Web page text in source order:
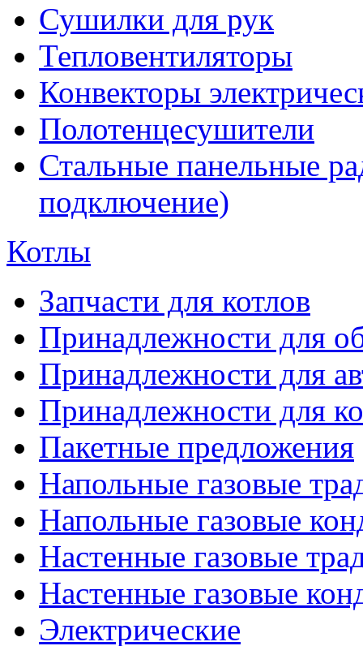
Сушилки для рук
Тепловентиляторы
Конвекторы
Полотенцесушители
Стальные панельные
подключение)
Котлы
Запчасти для котлов
Принадлежности для
Принадлежности для
Принадлежности для
Пакетные предложения
Напольные газовые
Напольные газовые
Настенные газовые
Настенные газовые
Электрические